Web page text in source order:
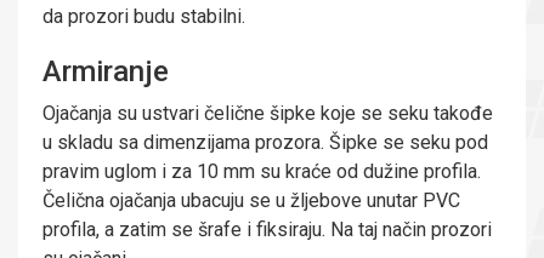
da prozori budu stabilni.
Armiranje
Ojačanja su ustvari čelične šipke koje se seku takođe
u skladu sa dimenzijama prozora. Šipke se seku pod
pravim uglom i za 10 mm su kraće od dužine profila.
Čelična ojačanja ubacuju se u žljebove unutar PVC
profila, a zatim se šrafe i fiksiraju. Na taj način prozori